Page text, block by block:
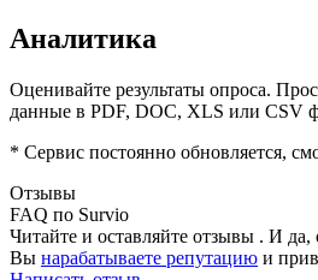
Аналитика
Оценивайте результаты опроса.
данные в PDF, DOC, XLS или CSV
* Сервис постоянно обновляется,
Отзывы
FAQ по Survio
Читайте и оставляйте отзывы . И да,
Вы нарабатываете репутацию и